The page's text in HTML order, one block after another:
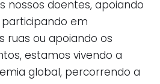
nossos doentes, apoiando
participando em
ruas ou apoiando os
estamos vivendo a
global, percorrendo a